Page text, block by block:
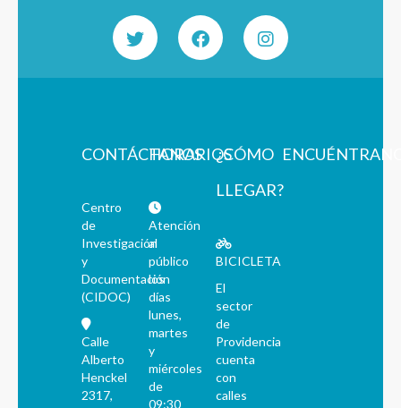
CONTÁCTANOS
Centro
de
Investigación
y
Documentación
(CIDOC)
Calle
Alberto
Henckel
2317,
HORARIOS
Atención
al
público
los
días
lunes,
martes
y
miércoles
de
09:30
¿CÓMO
LLEGAR?
BICICLETA
El
sector
de
Providencia
cuenta
con
calles